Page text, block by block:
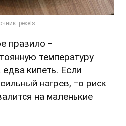
правило –
температуру
кипеть. Если
нагрев, то риск
на маленькие